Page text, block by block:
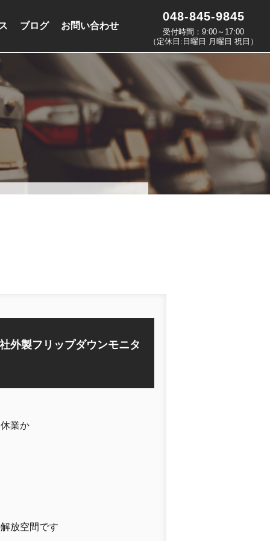
ブログ お問い合わせ
048-845-9845
受付時間：9:00～17:00
（定休日:日曜日 月曜日 祝日）
外製フリップダウンモニタ
業か
放空間です